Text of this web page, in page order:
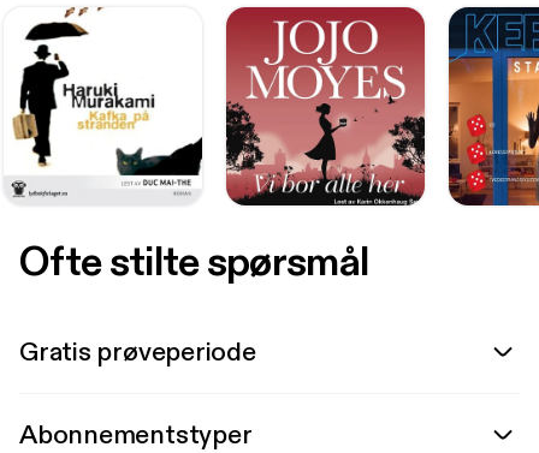
Ofte stilte spørsmål
Gratis prøveperiode
Abonnementstyper